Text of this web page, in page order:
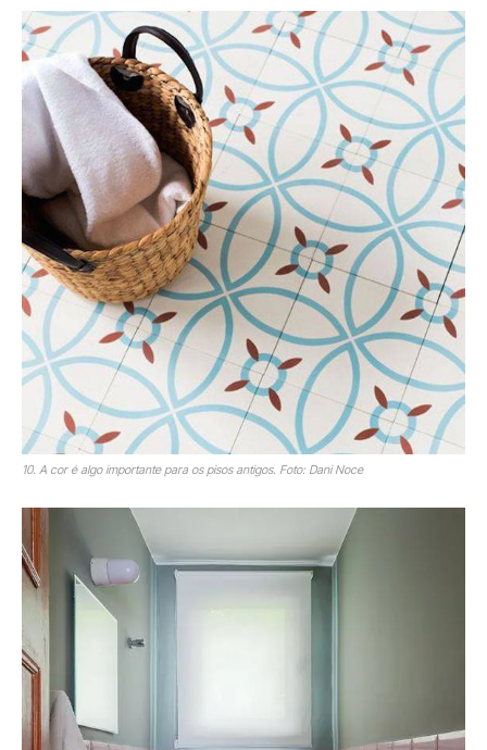
10. A cor é algo importante para os pisos antigos. Foto: Dani Noce